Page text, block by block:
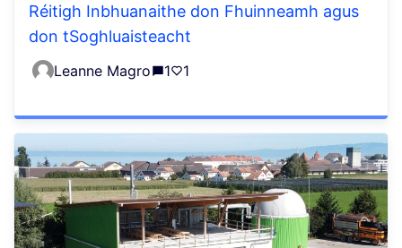
Réitigh Inbhuanaithe don Fhuinneamh agus
don tSoghluaisteacht
Leanne Magro 1 1